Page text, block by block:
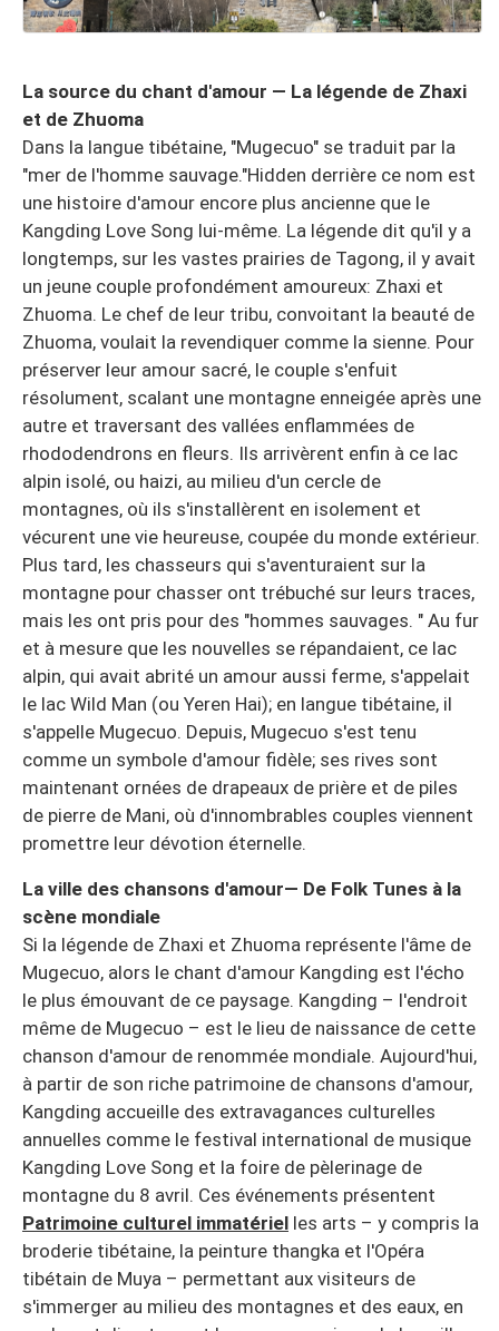
La source du chant d'amour — La légende de Zhaxi
et de Zhuoma
Dans la langue tibétaine, "Mugecuo" se traduit par la
"mer de l'homme sauvage."Hidden derrière ce nom est
une histoire d'amour encore plus ancienne que le
Kangding Love Song lui-même. La légende dit qu'il y a
longtemps, sur les vastes prairies de Tagong, il y avait
un jeune couple profondément amoureux: Zhaxi et
Zhuoma. Le chef de leur tribu, convoitant la beauté de
Zhuoma, voulait la revendiquer comme la sienne. Pour
préserver leur amour sacré, le couple s'enfuit
résolument, scalant une montagne enneigée après une
autre et traversant des vallées enflammées de
rhododendrons en fleurs. Ils arrivèrent enfin à ce lac
alpin isolé, ou haizi, au milieu d'un cercle de
montagnes, où ils s'installèrent en isolement et
vécurent une vie heureuse, coupée du monde extérieur.
Plus tard, les chasseurs qui s'aventuraient sur la
montagne pour chasser ont trébuché sur leurs traces,
mais les ont pris pour des "hommes sauvages. " Au fur
et à mesure que les nouvelles se répandaient, ce lac
alpin, qui avait abrité un amour aussi ferme, s'appelait
le lac Wild Man (ou Yeren Hai); en langue tibétaine, il
s'appelle Mugecuo. Depuis, Mugecuo s'est tenu
comme un symbole d'amour fidèle; ses rives sont
maintenant ornées de drapeaux de prière et de piles
de pierre de Mani, où d'innombrables couples viennent
promettre leur dévotion éternelle.
La ville des chansons d'amour— De Folk Tunes à la
scène mondiale
Si la légende de Zhaxi et Zhuoma représente l'âme de
Mugecuo, alors le chant d'amour Kangding est l'écho
le plus émouvant de ce paysage. Kangding – l'endroit
même de Mugecuo – est le lieu de naissance de cette
chanson d'amour de renommée mondiale. Aujourd'hui,
à partir de son riche patrimoine de chansons d'amour,
Kangding accueille des extravagances culturelles
annuelles comme le festival international de musique
Kangding Love Song et la foire de pèlerinage de
montagne du 8 avril. Ces événements présentent
Patrimoine culturel immatériel les arts – y compris la
broderie tibétaine, la peinture thangka et l'Opéra
tibétain de Muya – permettant aux visiteurs de
s'immerger au milieu des montagnes et des eaux, en